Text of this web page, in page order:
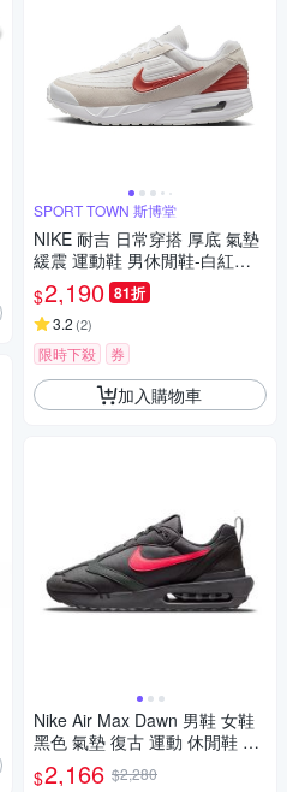
SPORT TOWN 斯博堂
NIKE 耐吉 日常穿搭 厚底 氣墊
緩震 運動鞋 男休閒鞋-白紅色 A
IR MAX VERSE-FV1302100
$2,190 81折
3.2 (2)
限時下殺 券
加入購物車
Nike Air Max Dawn 男鞋 女鞋
黑色 氣墊 復古 運動 休閒鞋 DR
8618-001
$2,166 $2,280